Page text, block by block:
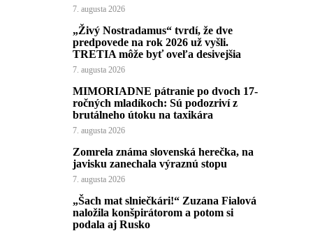
7. augusta 2026
„Živý Nostradamus“ tvrdí, že dve
predpovede na rok 2026 už vyšli.
TRETIA môže byť oveľa desivejšia
7. augusta 2026
MIMORIADNE pátranie po dvoch 17-
ročných mladíkoch: Sú podozriví z
brutálneho útoku na taxikára
7. augusta 2026
Zomrela známa slovenská herečka, na
javisku zanechala výraznú stopu
7. augusta 2026
„Šach mat slniečkári!“ Zuzana Fialová
naložila konšpirátorom a potom si
podala aj Rusko